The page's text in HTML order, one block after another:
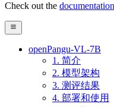
Check out the documentation
openPangu-VL-7B
1. 简介
2. 模型架构
3. 测评结果
4. 部署和使用